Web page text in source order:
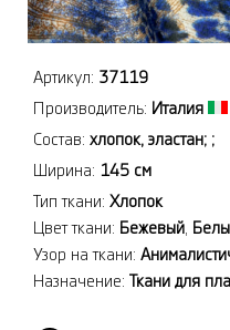
Артикул: 37119
Производитель: Италия
Состав: хлопок, эластан; ;
Ширина: 145 см
Тип ткани: Хлопок
Цвет ткани: Бежевый
Узор на ткани:
Назначение: Ткани для